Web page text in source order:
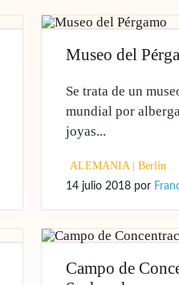
Museo del
Se trata de un
mundial por
joyas...
ALEMANIA| Berlín
14 julio 2018 por
Campo de